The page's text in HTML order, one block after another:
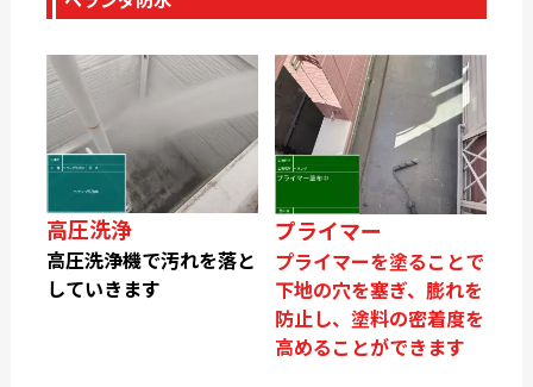
高圧洗浄
高圧洗浄機で汚れを落と
していきます
プライマー
プライマーを塗ることで
下地の穴を塞ぎ、膨れを
防止し、塗料の密着度を
高めることができます